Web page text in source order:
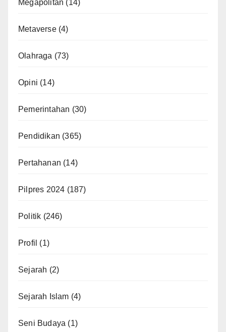
Megapolitan (14)
Metaverse(4)
Olahraga (73)
Opini (14)
Pemerintahan (30)
Pendidikan (365)
Pertahanan (14)
Pilpres 2024 (187)
Politik (246)
Profil (1)
Sejarah (2)
Sejarah Islam (4)
Seni Budaya (1)